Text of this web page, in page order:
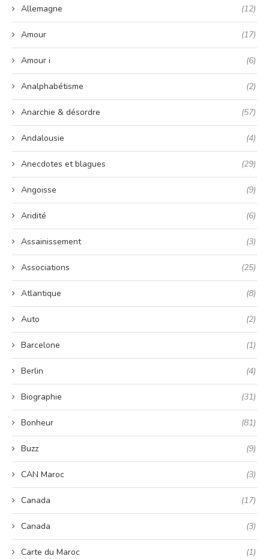
Allemagne (12)
Amour (17)
Amour i (6)
Analphabétisme (2)
Anarchie & désordre (57)
Andalousie (4)
Anecdotes et blagues (29)
Angoisse (9)
Aridité (6)
Assainissement (3)
Associations (25)
Atlantique (8)
Auto (2)
Barcelone (1)
Berlin (4)
Biographie (31)
Bonheur (81)
Buzz (9)
CAN Maroc (3)
Canada (17)
Canada (3)
Carte du Maroc (1)